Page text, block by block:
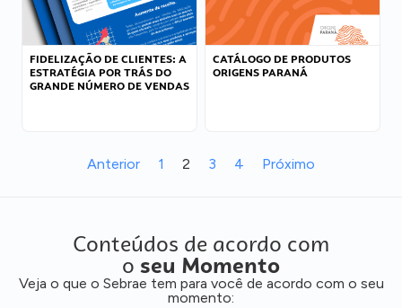
FIDELIZAÇÃO DE CLIENTES: A
ESTRATÉGIA POR TRÁS DO
GRANDE NÚMERO DE VENDAS
CATÁLOGO DE PRODUTOS
ORIGENS PARANÁ
Anterior 1 2 3 4 Próximo
Conteúdos de acordo com
o seu Momento
Veja o que o Sebrae tem para você de acordo com o seu
momento: